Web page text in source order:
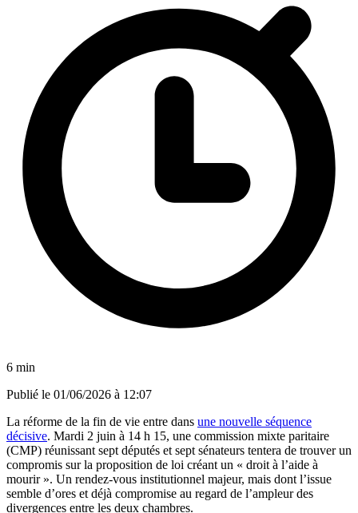
6 min
Publié le 01/06/2026 à 12:07
La réforme de la fin de vie entre dans une nouvelle séquence
décisive. Mardi 2 juin à 14 h 15, une commission mixte paritaire
(CMP) réunissant sept députés et sept sénateurs tentera de trouver un
compromis sur la proposition de loi créant un « droit à l’aide à
mourir ». Un rendez-vous institutionnel majeur, mais dont l’issue
semble d’ores et déjà compromise au regard de l’ampleur des
divergences entre les deux chambres.